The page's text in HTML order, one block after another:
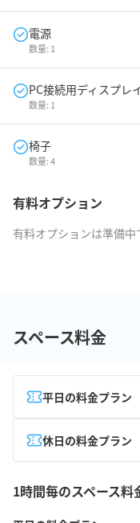
電源
数量: 1
PC接続用ディスプレ
数量: 1
椅子
数量:4
有料オプション
有料オプションは準備中
スペース料金
平日の料金プラン
休日の料金プラン
1時間毎のスペース料